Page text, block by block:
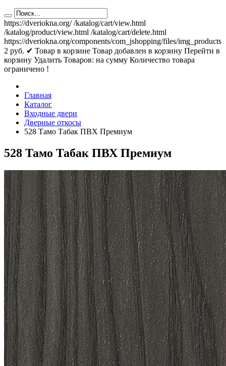
https://dveriokna.org/ /katalog/cart/view.html
/katalog/product/view.html /katalog/cart/delete.html
https://dveriokna.org/components/com_jshopping/files/img_products
2 руб. ✔ Товар в корзине Товар добавлен в корзину Перейти в
корзину Удалить Товаров: на сумму Количество товара
ограничено !
Главная
Каталог
Входные двери
Дверные откосы
528 Тамо Табак ПВХ Премиум
528 Тамо Табак ПВХ Премиум